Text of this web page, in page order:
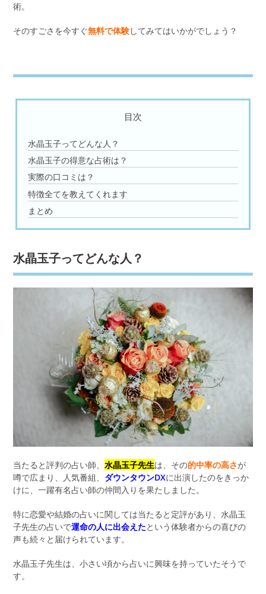
術。
そのすごさを今すぐ無料で体験してみてはいかがでしょう？
目次
水晶玉子ってどんな人？
水晶玉子の得意な占術は？
実際の口コミは？
特徴全てを教えてくれます
まとめ
水晶玉子ってどんな人？
当たると評判の占い師、水晶玉子先生は、その的中率の高さが
噂で広まり、人気番組、 ダウンタウンDXに出演したのをきっか
けに、一躍有名占い師の仲間入りを果たしました。
特に恋愛や結婚の占いに関しては当たると定評があり、水晶玉
子先生の占いで運命の人に出会えたという体験者からの喜びの
声も続々と届けられています。
水晶玉子先生は、小さい頃から占いに興味を持っていたそうで
す。